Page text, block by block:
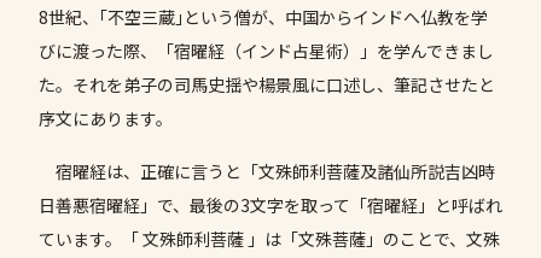
8世紀、｢不空三蔵｣という僧が、中国からインドへ仏教を学
びに渡った際、「宿曜経（インド占星術）」を学んできまし
た。それを弟子の司馬史揺や楊景風に口述し、筆記させたと
序文にあります。
宿曜経は、正確に言うと「文殊師利菩薩及諸仙所説吉凶時
日善悪宿曜経」で、最後の3文字を取って「宿曜経」と呼ばれ
ています。「 文殊師利菩薩 」は「文殊菩薩」のことで、文殊